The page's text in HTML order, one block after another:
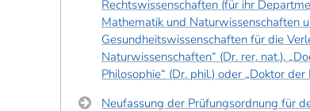
Rechtswissenschaften (für ihr
Mathematik und Naturwissenschaften
Gesundheitswissenschaften für die
Naturwissenschaften“ (Dr. rer. nat.),
Philosophie“ (Dr. phil.) oder „Doktor
Neufassung der Prüfungsordnung für